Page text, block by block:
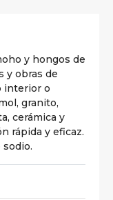
y hongos de
y obras de
interior o
granito,
cerámica y
rápida y eficaz.